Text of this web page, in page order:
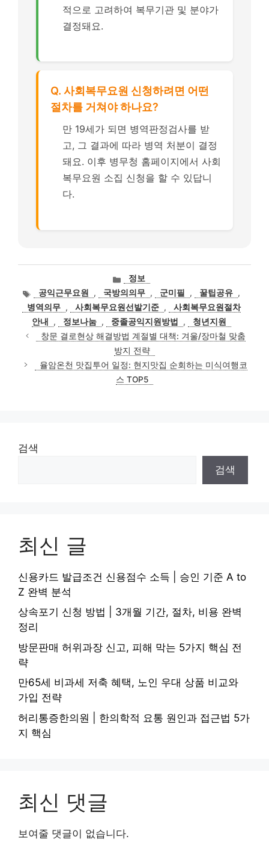
적으로 고려하여 복무기관 및 분야가
결정돼요.
Q. 사회복무요원 신청하려면 어떤
절차를 거쳐야 하나요?
만 19세가 되면 병역판정검사를 받
고, 그 결과에 따라 병역 처분이 결정
돼요. 이후 병무청 홈페이지에서 사회
복무요원 소집 신청을 할 수 있답니
다.
카
테
고
리
정보
태
그
공익근무요원 , 국방의의무 , 군미필 , 꿀팁공유 ,
병역의무 , 사회복무요원선발기준 ,
사회복무요원절차
안내
, 정보나눔 , 중졸공익지원방법 ,
청년지원
창문 결로현상 해결방법 계절별 대책: 겨울/장마철 맞춤
방지 전략
율암온천 맛집투어 일정: 현지맛집 순회하는 미식여행코
스 TOP5
검색
검색
최신 글
신용카드 발급조건 신용점수 소득 | 승인 기준 A to
Z 완벽 분석
상속포기 신청 방법 | 3개월 기간, 절차, 비용 완벽
정리
방문판매 허위과장 신고, 피해 막는 5가지 핵심 전
략
만65세 비과세 저축 혜택, 노인 우대 상품 비교와
가입 전략
허리통증한의원 | 한의학적 요통 원인과 접근법 5가
지 핵심
최신 댓글
보여줄 댓글이 없습니다.